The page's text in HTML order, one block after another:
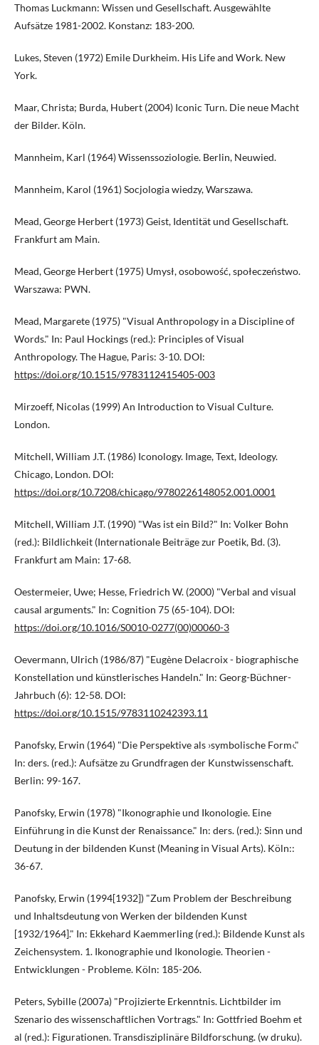
Thomas Luckmann: Wissen und Gesellschaft. Ausgewählte
Aufsätze 1981-2002. Konstanz: 183-200.
Lukes, Steven (1972) Emile Durkheim. His Life and Work. New
York.
Maar, Christa; Burda, Hubert (2004) Iconic Turn. Die neue Macht
der Bilder. Köln.
Mannheim, Karl (1964) Wissenssoziologie. Berlin, Neuwied.
Mannheim, Karol (1961) Socjologia wiedzy, Warszawa.
Mead, George Herbert (1973) Geist, Identität und Gesellschaft.
Frankfurt am Main.
Mead, George Herbert (1975) Umysł, osobowość, społeczeństwo.
Warszawa: PWN.
Mead, Margarete (1975) "Visual Anthropology in a Discipline of
Words." In: Paul Hockings (red.): Principles of Visual
Anthropology. The Hague, Paris: 3-10. DOI:
https://doi.org/10.1515/9783112415405-003
Mirzoeff, Nicolas (1999) An Introduction to Visual Culture.
London.
Mitchell, William J.T. (1986) Iconology. Image, Text, Ideology.
Chicago, London. DOI:
https://doi.org/10.7208/chicago/9780226148052.001.0001
Mitchell, William J.T. (1990) "Was ist ein Bild?" In: Volker Bohn
(red.): Bildlichkeit (Internationale Beiträge zur Poetik, Bd. (3).
Frankfurt am Main: 17-68.
Oestermeier, Uwe; Hesse, Friedrich W. (2000) "Verbal and visual
causal arguments." In: Cognition 75 (65-104). DOI:
https://doi.org/10.1016/S0010-0277(00)00060-3
Oevermann, Ulrich (1986/87) "Eugène Delacroix - biographische
Konstellation und künstlerisches Handeln." In: Georg-Büchner-
Jahrbuch (6): 12-58. DOI:
https://doi.org/10.1515/9783110242393.11
Panofsky, Erwin (1964) "Die Perspektive als ›symbolische Form‹."
In: ders. (red.): Aufsätze zu Grundfragen der Kunstwissenschaft.
Berlin: 99-167.
Panofsky, Erwin (1978) "Ikonographie und Ikonologie. Eine
Einführung in die Kunst der Renaissance." In: ders. (red.): Sinn und
Deutung in der bildenden Kunst (Meaning in Visual Arts). Köln::
36-67.
Panofsky, Erwin (1994[1932]) "Zum Problem der Beschreibung
und Inhaltsdeutung von Werken der bildenden Kunst
[1932/1964]." In: Ekkehard Kaemmerling (red.): Bildende Kunst als
Zeichensystem. 1. Ikonographie und Ikonologie. Theorien -
Entwicklungen - Probleme. Köln: 185-206.
Peters, Sybille (2007a) "Projizierte Erkenntnis. Lichtbilder im
Szenario des wissenschaftlichen Vortrags." In: Gottfried Boehm et
al (red.): Figurationen. Transdisziplinäre Bildforschung. (w druku).